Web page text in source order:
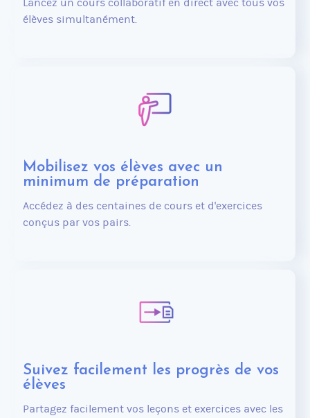
élèves simultanément.
Mobilisez vos élèves avec un
minimum de préparation
Accédez à des centaines de cours et d'exercices
conçus par vos pairs.
Suivez facilement les progrès de vos
élèves
Partagez facilement vos leçons et exercices avec les